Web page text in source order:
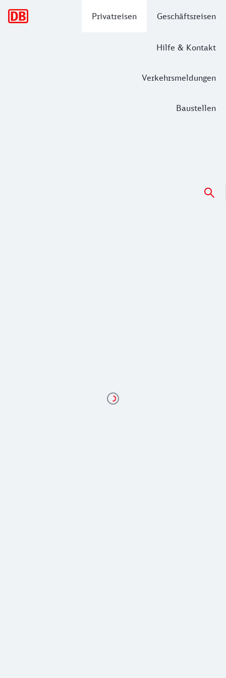
Privatreisen Geschäftsreisen
Hilfe & Kontakt
Verkehrsmeldungen
Baustellen